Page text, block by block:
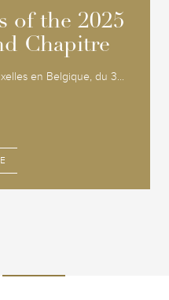
of the 2025
Chapitre
en Belgique, du 3...
of the 2025
Chapitre